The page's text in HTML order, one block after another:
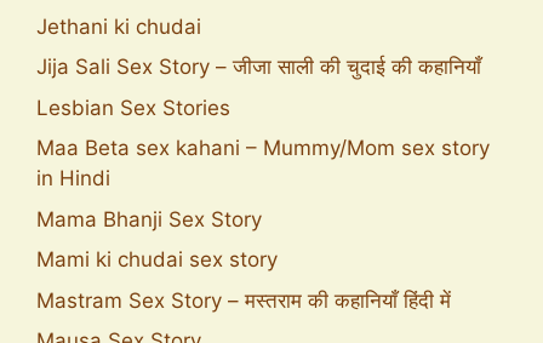
Jethani ki chudai
Jija Sali Sex Story – जीजा साली की चुदाई की कहानियाँ
Lesbian Sex Stories
Maa Beta sex kahani – Mummy/Mom sex story
in Hindi
Mama Bhanji Sex Story
Mami ki chudai sex story
Mastram Sex Story – मस्तराम की कहानियाँ हिंदी में